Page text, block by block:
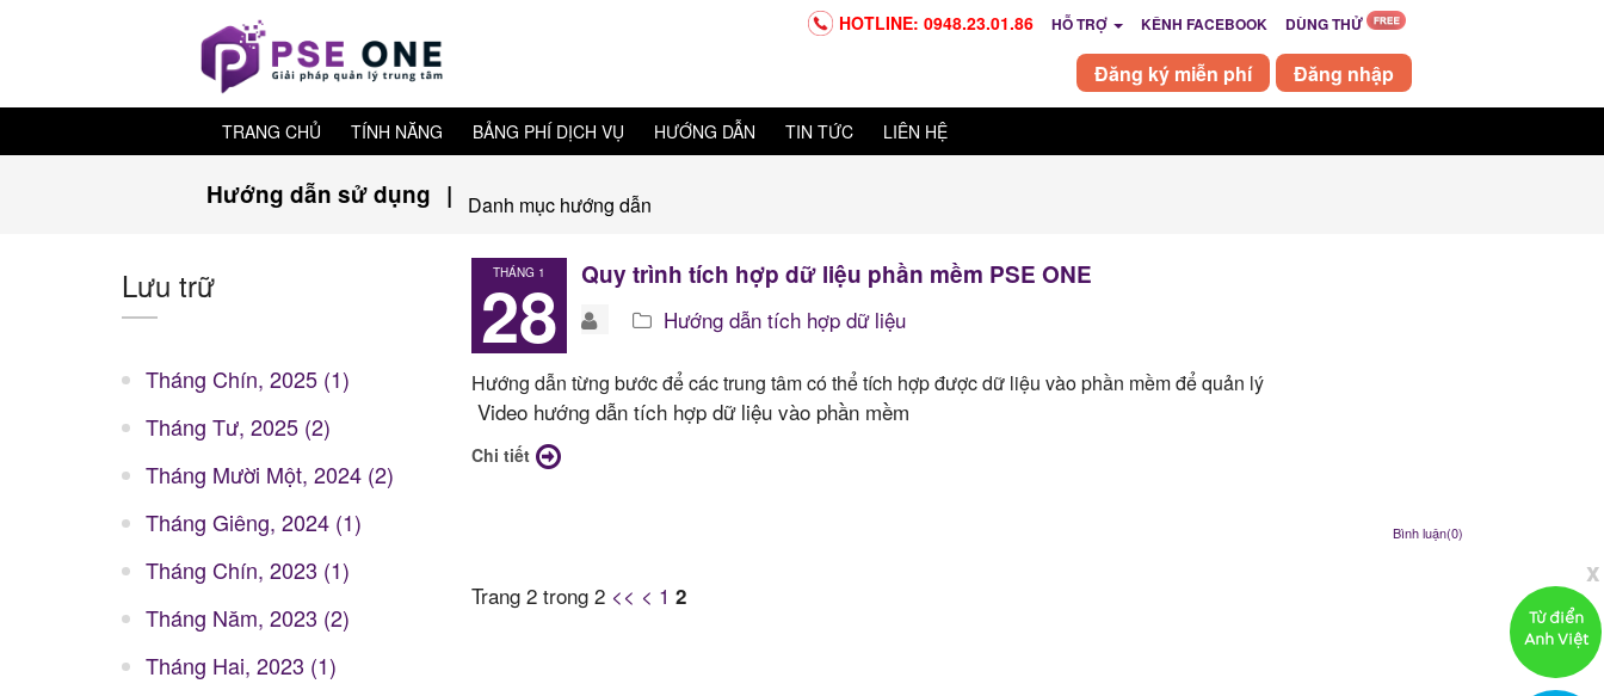
HOTLINE: 0948.23.01.86 HỖ TRỢ KÊNH FACEBOOK DÙNG THỬ
Đăng ký miễn phí Đăng nhập
TRANG CHỦ TÍNH NĂNG BẢNG PHÍ DỊCH VỤ HƯỚNG DẪN TIN TỨC LIÊN HỆ
Hướng dẫn sử dụng | Danh mục hướng dẫn
Lưu trữ
Tháng Chín, 2025 (1)
Tháng Tư, 2025 (2)
Tháng Mười Một, 2024 (2)
Tháng Giêng, 2024 (1)
Tháng Chín, 2023 (1)
Tháng Năm, 2023 (2)
Tháng Hai, 2023 (1)
THÁNG 1
28 Quy trình tích hợp dữ liệu phần mềm PSE ONE
Hướng dẫn tích hợp dữ liệu
Hướng dẫn từng bước để các trung tâm có thể tích hợp được dữ liệu vào phần mềm để quản lý
Video hướng dẫn tích hợp dữ liệu vào phần mềm
Chi tiết
Bình luận(0)
Trang 2 trong 2 << < 1 2
x
Từ điển
Anh Việt